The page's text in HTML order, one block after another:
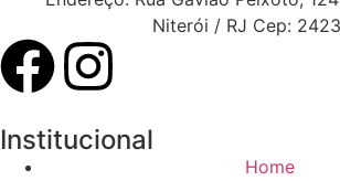
Niterói / RJ Cep:
Institucional
Home